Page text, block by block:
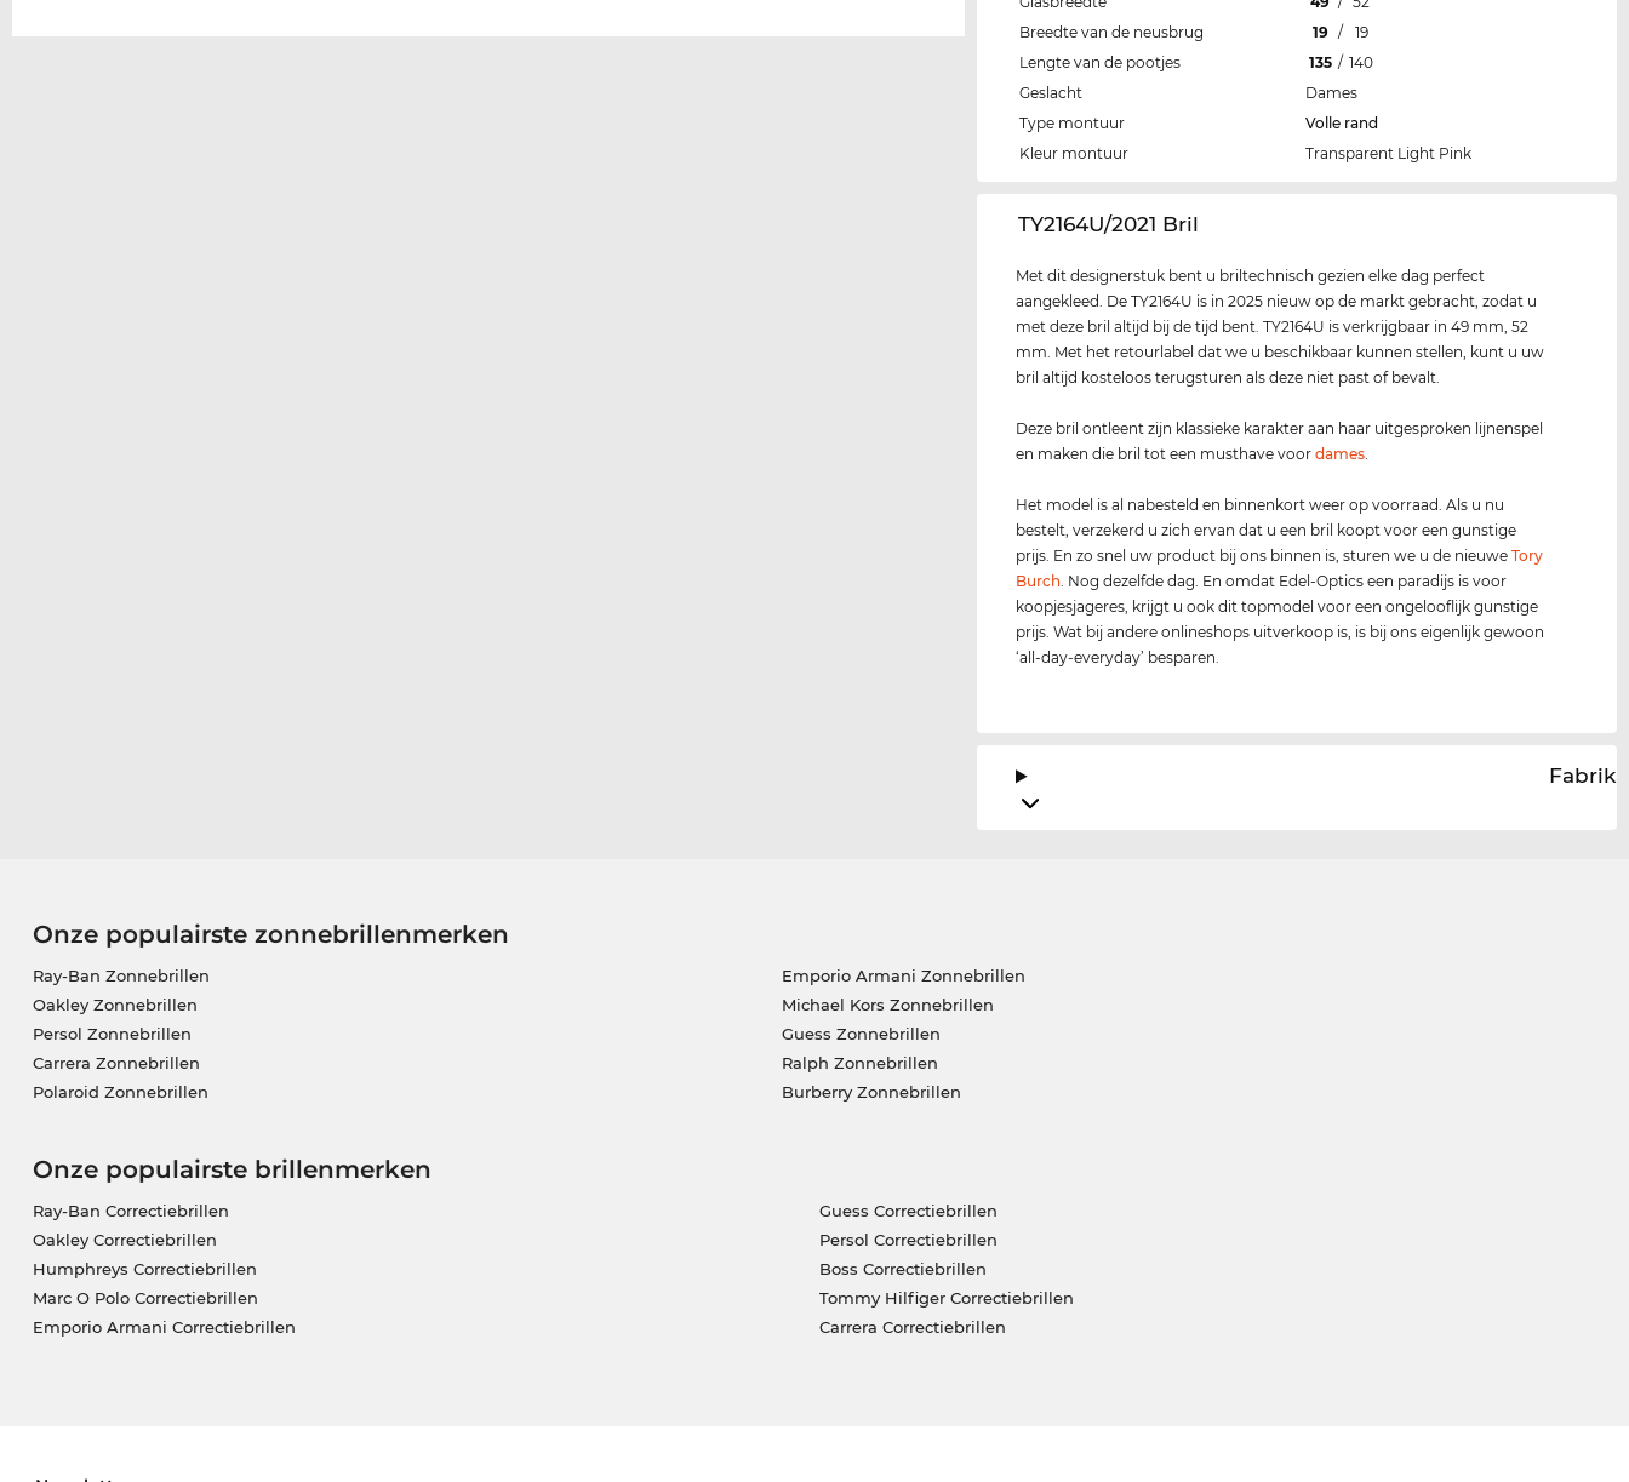
Breedte van de neusbrug
19 /
19
Lengte van de pootjes
135 / 140
Geslacht
Dames
Type montuur
Volle rand
Kleur montuur
Transparent Light Pink
‌TY2164U/2021 Bril
Met dit designerstuk bent u briltechnisch gezien elke dag perfect
aangekleed. De TY2164U is in 2025 nieuw op de markt gebracht, zodat u
met deze bril altijd bij de tijd bent. TY2164U is verkrijgbaar in 49 mm, 52
mm. Met het retourlabel dat we u beschikbaar kunnen stellen, kunt u uw
bril altijd kosteloos terugsturen als deze niet past of bevalt.
Deze bril ontleent zijn klassieke karakter aan haar uitgesproken lijnenspel
en maken die bril tot een musthave voordames.
Het model is al nabesteld en binnenkort weer op voorraad. Als u nu
bestelt, verzekerd u zich ervan dat u een bril koopt voor een gunstige
prijs. En zo snel uw product bij ons binnen is, sturen we u de nieuweTory
Burch. Nog dezelfde dag. En omdat Edel-Optics een paradijs is voor
koopjesjageres, krijgt u ook dit topmodel voor een ongelooflijk gunstige
prijs. Wat bij andere onlineshops uitverkoop is, is bij ons eigenlijk gewoon
‘all-day-everyday’ besparen.
Onze populairste zonnebrillenmerken
Ray-Ban Zonnebrillen
Oakley Zonnebrillen
Persol Zonnebrillen
Carrera Zonnebrillen
Polaroid Zonnebrillen
Emporio Armani Zonnebrillen
Michael Kors Zonnebrillen
Guess Zonnebrillen
Ralph Zonnebrillen
Burberry Zonnebrillen
Onze populairste brillenmerken
Ray-Ban Correctiebrillen
Oakley Correctiebrillen
Humphreys Correctiebrillen
Marc O Polo Correctiebrillen
Emporio Armani Correctiebrillen
Guess Correctiebrillen
Persol Correctiebrillen
Boss Correctiebrillen
Tommy Hilfiger Correctiebrillen
Carrera Correctiebrillen